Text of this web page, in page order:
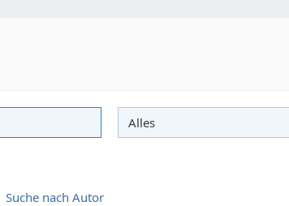
Suche nach Autor